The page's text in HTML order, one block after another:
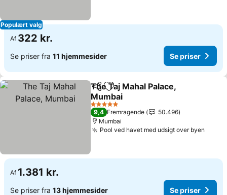
Populært valg
Af 322 kr.
Se priser fra 11 hjemmesider Se priser
Del Føj til favoritter
The Taj Mahal Palace,
Mumbai
5 Stjerner
9,4 Fremragende
50.496
Mumbai
Pool ved havet med udsigt over byen
Af 1.381 kr.
Se priser fra 13 hjemmesider Se priser